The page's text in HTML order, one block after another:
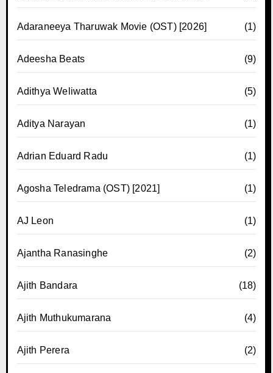
Adaraneeya Tharuwak Movie (OST) [2026] (1)
Adeesha Beats (9)
Adithya Weliwatta (5)
Aditya Narayan (1)
Adrian Eduard Radu (1)
Agosha Teledrama (OST) [2021] (1)
AJ Leon (1)
Ajantha Ranasinghe (2)
Ajith Bandara (18)
Ajith Muthukumarana (4)
Ajith Perera (2)